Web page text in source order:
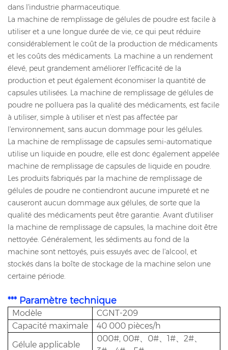
dans l'industrie pharmaceutique.
La machine de remplissage de gélules de poudre est facile à
utiliser et a une longue durée de vie, ce qui peut réduire
considérablement le coût de la production de médicaments
et les coûts des médicaments. La machine a un rendement
élevé, peut grandement améliorer l'efficacité de la
production et peut également économiser la quantité de
capsules utilisées. La machine de remplissage de gélules de
poudre ne polluera pas la qualité des médicaments, est facile
à utiliser, simple à utiliser et n'est pas affectée par
l'environnement, sans aucun dommage pour les gélules.
La machine de remplissage de capsules semi-automatique
utilise un liquide en poudre, elle est donc également appelée
machine de remplissage de capsules de liquide en poudre.
Les produits fabriqués par la machine de remplissage de
gélules de poudre ne contiendront aucune impureté et ne
causeront aucun dommage aux gélules, de sorte que la
qualité des médicaments peut être garantie. Avant d'utiliser
la machine de remplissage de capsules, la machine doit être
nettoyée. Généralement, les sédiments au fond de la
machine sont nettoyés, puis essuyés avec de l'alcool, et
stockés dans la boîte de stockage de la machine selon une
certaine période.
*** Paramètre technique
Modèle
CGNT-209
Capacité maximale
40 000 pièces/h
Gélule applicable
000#, 00#、0#、1#、2#、